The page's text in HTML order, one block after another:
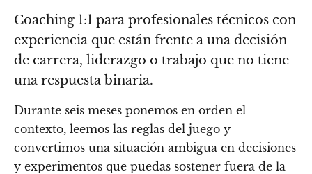
Coaching 1:1 para profesionales técnicos con
experiencia que están frente a una decisión
de carrera, liderazgo o trabajo que no tiene
una respuesta binaria.
Durante seis meses ponemos en orden el
contexto, leemos las reglas del juego y
convertimos una situación ambigua en decisiones
y experimentos que puedas sostener fuera de la